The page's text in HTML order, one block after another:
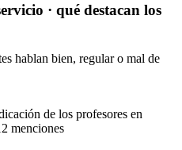
· qué destacan los
hablan bien, regular o mal de
de los profesores en
menciones